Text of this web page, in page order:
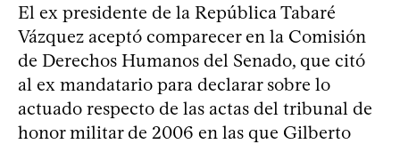
El ex presidente de la República Tabaré
Vázquez aceptó comparecer en la Comisión
de Derechos Humanos del Senado, que citó
al ex mandatario para declarar sobre lo
actuado respecto de las actas del tribunal de
honor militar de 2006 en las que Gilberto